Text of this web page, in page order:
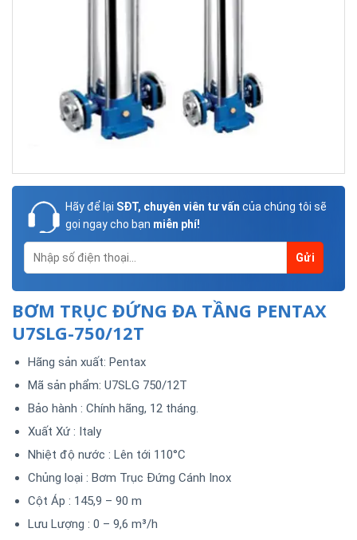
Hãy để lại SĐT, chuyên viên tư vấn của chúng tôi sẽ
gọi ngay cho bạn miễn phí!
BƠM TRỤC ĐỨNG ĐA TẦNG PENTAX
U7SLG-750/12T
Hãng sản xuất: Pentax
Mã sản phẩm: U7SLG 750/12T
Bảo hành : Chính hãng, 12 tháng.
Xuất Xứ : Italy
Nhiệt độ nước : Lên tới 110°C
Chủng loại : Bơm Trục Đứng Cánh Inox
Cột Áp : 145,9 – 90 m
Lưu Lượng : 0 – 9,6 m³/h